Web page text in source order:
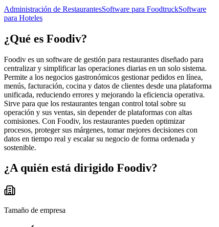
Administración de RestaurantesSoftware para FoodtruckSoftware
para Hoteles
¿Qué es Foodiv?
Foodiv es un software de gestión para restaurantes diseñado para
centralizar y simplificar las operaciones diarias en un solo sistema.
Permite a los negocios gastronómicos gestionar pedidos en línea,
menús, facturación, cocina y datos de clientes desde una plataforma
unificada, reduciendo errores y mejorando la eficiencia operativa.
Sirve para que los restaurantes tengan control total sobre su
operación y sus ventas, sin depender de plataformas con altas
comisiones. Con Foodiv, los restaurantes pueden optimizar
procesos, proteger sus márgenes, tomar mejores decisiones con
datos en tiempo real y escalar su negocio de forma ordenada y
sostenible.
¿A quién está dirigido Foodiv?
Tamaño de empresa